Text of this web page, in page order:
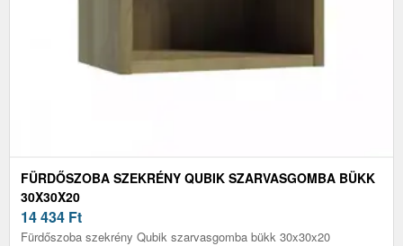
FÜRDŐSZOBA SZEKRÉNY QUBIK SZARVASGOMBA BÜKK
30X30X20
14 434 Ft
Fürdőszoba szekrény Qubik szarvasgomba bükk 30x30x20